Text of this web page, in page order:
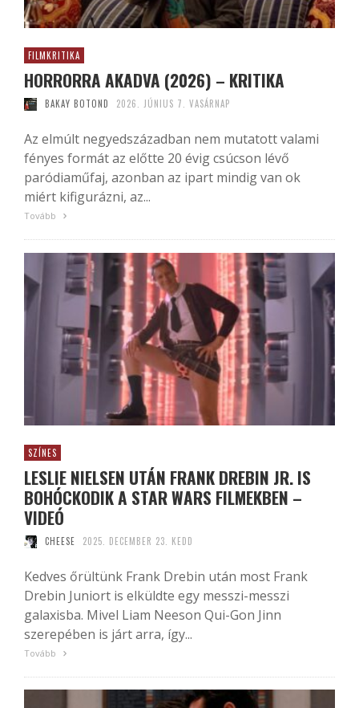
FILMKRITIKA
HORRORRA AKADVA (2026) – KRITIKA
BAKAY BOTOND 2026. JÚNIUS 7. VASÁRNAP
Az elmúlt negyedszázadban nem mutatott valami
fényes formát az előtte 20 évig csúcson lévő
paródiaműfaj, azonban az ipart mindig van ok
miért kifigurázni, az...
Tovább
SZÍNES
LESLIE NIELSEN UTÁN FRANK DREBIN JR. IS
BOHÓCKODIK A STAR WARS FILMEKBEN –
VIDEÓ
CHEESE 2025. DECEMBER 23. KEDD
Kedves őrültünk Frank Drebin után most Frank
Drebin Juniort is elküldte egy messzi-messzi
galaxisba. Mivel Liam Neeson Qui-Gon Jinn
szerepében is járt arra, így...
Tovább